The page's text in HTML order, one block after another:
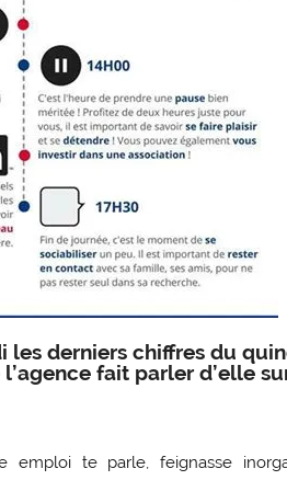
derniers chiffres du
fait parler d’elle
emploi te parle, feignasse